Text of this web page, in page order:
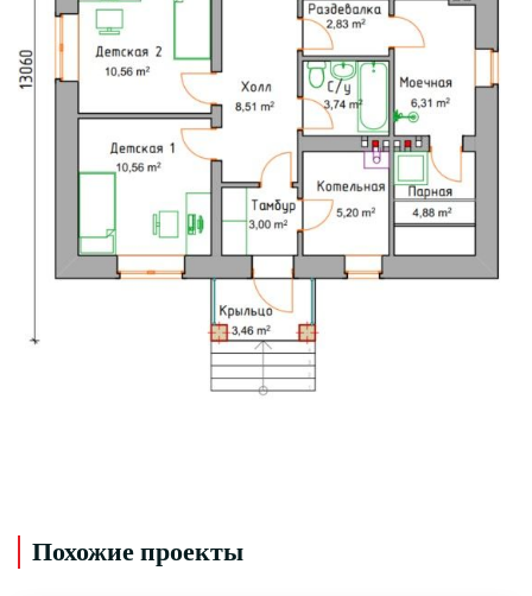
Похожие проекты